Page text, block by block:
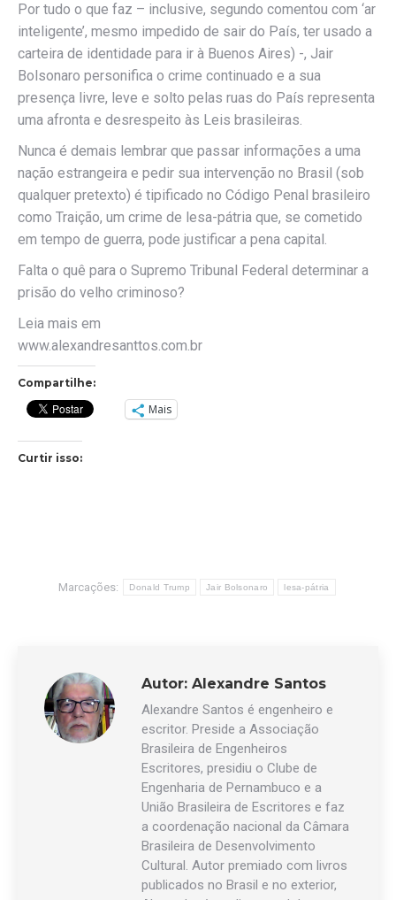
Por tudo o que faz – inclusive, segundo comentou com ‘ar
inteligente’, mesmo impedido de sair do País, ter usado a
carteira de identidade para ir à Buenos Aires) -, Jair
Bolsonaro personifica o crime continuado e a sua
presença livre, leve e solto pelas ruas do País representa
uma afronta e desrespeito às Leis brasileiras.
Nunca é demais lembrar que passar informações a uma
nação estrangeira e pedir sua intervenção no Brasil (sob
qualquer pretexto) é tipificado no Código Penal brasileiro
como Traição, um crime de lesa-pátria que, se cometido
em tempo de guerra, pode justificar a pena capital.
Falta o quê para o Supremo Tribunal Federal determinar a
prisão do velho criminoso?
Leia mais em
www.alexandresanttos.com.br
Compartilhe:
Mais
Curtir isso:
Marcações: Donald Trump Jair Bolsonaro lesa-pátria
Autor: Alexandre Santos
Alexandre Santos é engenheiro e
escritor. Preside a Associação
Brasileira de Engenheiros
Escritores, presidiu o Clube de
Engenharia de Pernambuco e a
União Brasileira de Escritores e faz
a coordenação nacional da Câmara
Brasileira de Desenvolvimento
Cultural. Autor premiado com livros
publicados no Brasil e no exterior,